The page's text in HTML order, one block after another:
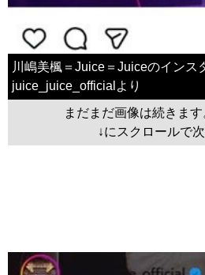
川嶋美楓＝Juice＝Juiceのインス
juice_juice_officialより
まだまだ画像は続きます
↓にスクロールで